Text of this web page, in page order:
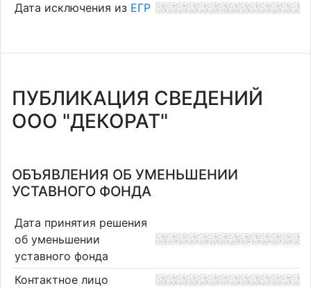
Дата исключения из ЕГР
ПУБЛИКАЦИЯ СВЕДЕНИЙ
ООО "ДЕКОРАТ"
ОБЪЯВЛЕНИЯ ОБ УМЕНЬШЕНИИ
УСТАВНОГО ФОНДА
Дата принятия решения
об уменьшении
уставного фонда
Контактное лицо